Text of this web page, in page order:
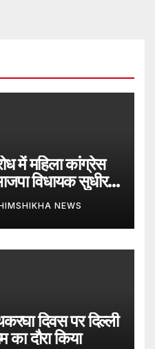
में महिला कांग्रेस
विधायक सुधीर
NEWS
दिवस पर दिल्ली
का दौरा किया